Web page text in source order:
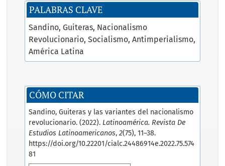
PALABRAS CLAVE
Sandino Guiteras Nacionalismo
Revolucionario Socialismo Antimperialismo
América Latina
CÓMO CITAR
Sandino, Guiteras y las variantes del nacionalismo
revolucionario. (2022). Latinoamérica. Revista De
Estudios Latinoamericanos, 2(75), 11–38.
https://doi.org/10.22201/cialc.24486914e.2022.75.574
81